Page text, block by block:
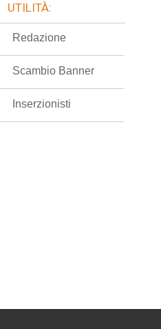
UTILITÀ:
Redazione
Scambio Banner
Inserzionisti